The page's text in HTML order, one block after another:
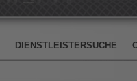
DIENSTLEISTERSUCHE